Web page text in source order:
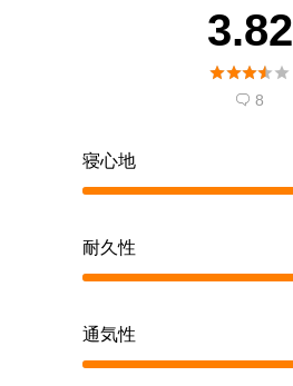
3.82

 8
寝心地
耐久性
通気性